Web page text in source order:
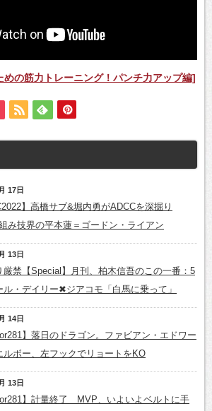
の筋力トレーニング！パンチ力アップ編]
17日
】高橋サブ&堀内勇がADCCを深掘り
み技界の平本蓮＝ゴードン・ライアン
13日
厳禁【Special】月刊、柏木信吾のこの一番：5
ル・デイリー✖ジアコモ「白馬に乗って」
14日
】落日のドラゴン。ファビアン・エドワー
ルボー、左フックでリョートをKO
13日
】計量終了 MVP、いよいよベルトに手